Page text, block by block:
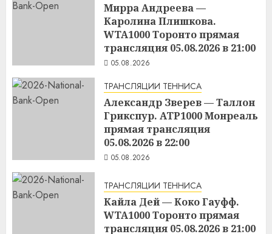
Мирра Андреева —
Каролина Плишкова.
WTA1000 Торонто прямая
трансляция 05.08.2026 в 21:00
05.08.2026
ТРАНСЛЯЦИИ ТЕННИСА
Александр Зверев — Таллон
Грикспур. ATP1000 Монреаль
прямая трансляция
05.08.2026 в 22:00
05.08.2026
ТРАНСЛЯЦИИ ТЕННИСА
Кайла Дей — Коко Гауфф.
WTA1000 Торонто прямая
трансляция 05.08.2026 в 21:00